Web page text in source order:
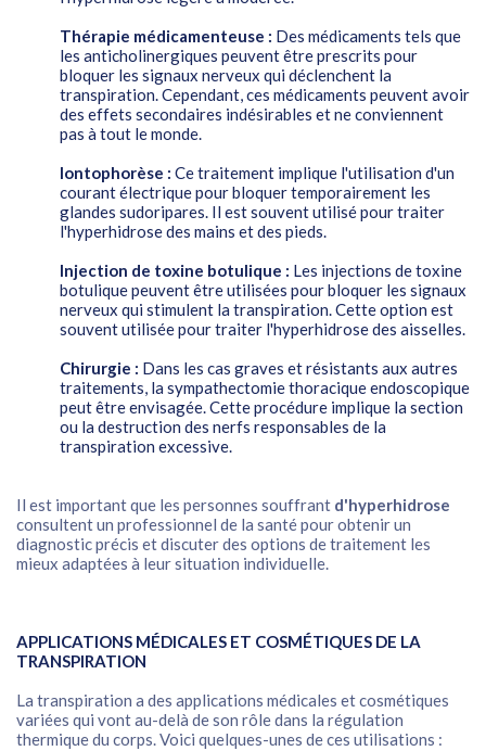
Thérapie médicamenteuse : Des médicaments tels que
les anticholinergiques peuvent être prescrits pour
bloquer les signaux nerveux qui déclenchent la
transpiration. Cependant, ces médicaments peuvent avoir
des effets secondaires indésirables et ne conviennent
pas à tout le monde.
Iontophorèse : Ce traitement implique l'utilisation d'un
courant électrique pour bloquer temporairement les
glandes sudoripares. Il est souvent utilisé pour traiter
l'hyperhidrose des mains et des pieds.
Injection de toxine botulique : Les injections de toxine
botulique peuvent être utilisées pour bloquer les signaux
nerveux qui stimulent la transpiration. Cette option est
souvent utilisée pour traiter l'hyperhidrose des aisselles.
Chirurgie : Dans les cas graves et résistants aux autres
traitements, la sympathectomie thoracique endoscopique
peut être envisagée. Cette procédure implique la section
ou la destruction des nerfs responsables de la
transpiration excessive.
Il est important que les personnes souffrant d'hyperhidrose
consultent un professionnel de la santé pour obtenir un
diagnostic précis et discuter des options de traitement les
mieux adaptées à leur situation individuelle.
APPLICATIONS MÉDICALES ET COSMÉTIQUES DE LA
TRANSPIRATION
La transpiration a des applications médicales et cosmétiques
variées qui vont au-delà de son rôle dans la régulation
thermique du corps. Voici quelques-unes de ces utilisations :